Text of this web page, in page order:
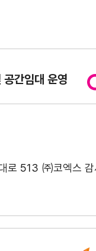
공간임대 운영
로 513 ㈜코엑스 감